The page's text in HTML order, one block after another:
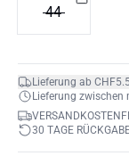
44
Lieferung ab
Lieferung zwischen
30 TAGE